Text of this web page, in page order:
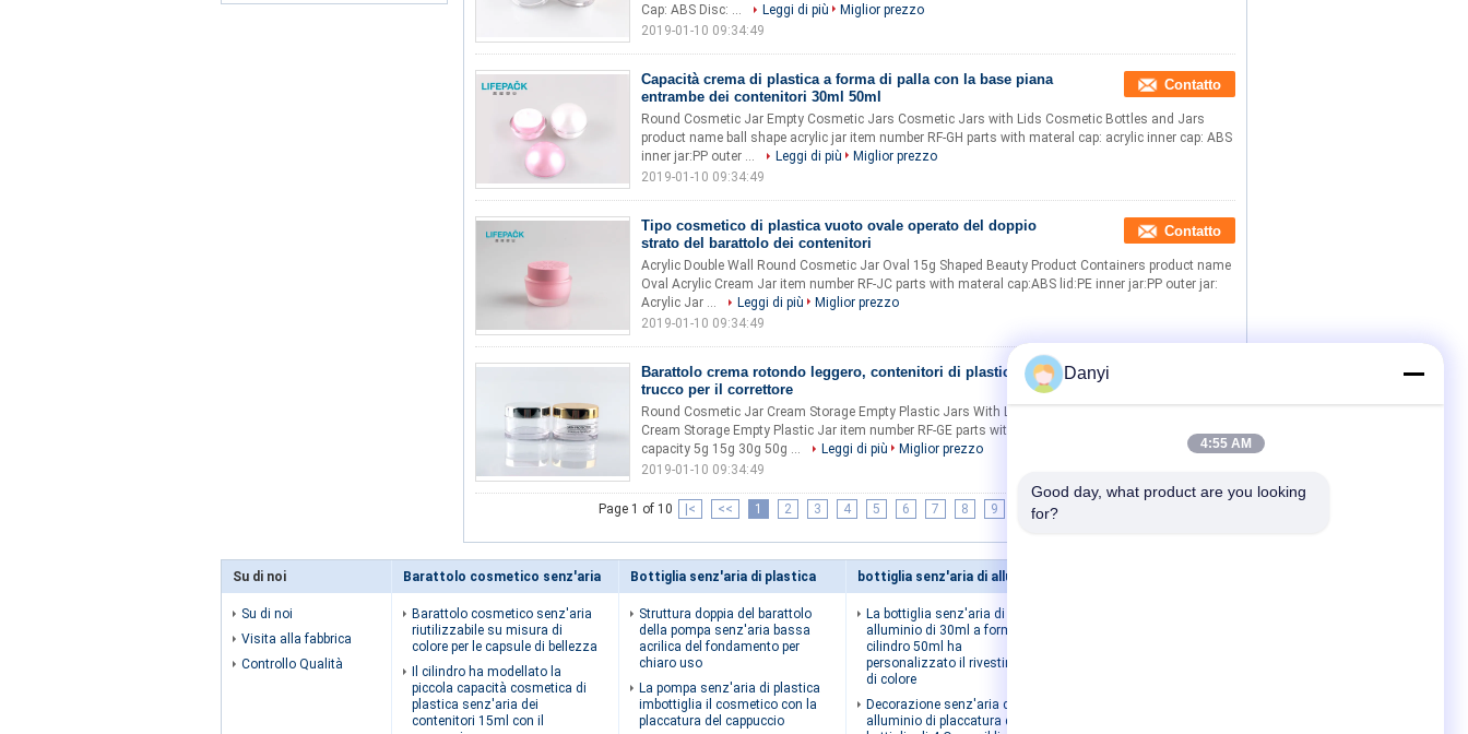
Cap: ABS Disc: ...
Leggi di più
Miglior prezzo
2019-01-10 09:34:49
Capacità crema di plastica a forma di palla con la base piana
entrambe dei contenitori 30ml 50ml
Contatto
Round Cosmetic Jar Empty Cosmetic Jars Cosmetic Jars with Lids Cosmetic Bottles and Jars
product name ball shape acrylic jar item number RF-GH parts with materal cap: acrylic inner cap: ABS
inner jar:PP outer ...
Leggi di più
Miglior prezzo
2019-01-10 09:34:49
Tipo cosmetico di plastica vuoto ovale operato del doppio
strato del barattolo dei contenitori
Contatto
Acrylic Double Wall Round Cosmetic Jar Oval 15g Shaped Beauty Product Containers product name
Oval Acrylic Cream Jar item number RF-JC parts with materal cap:ABS lid:PE inner jar:PP outer jar:
Acrylic Jar ...
Leggi di più
Miglior prezzo
2019-01-10 09:34:49
Barattolo crema rotondo leggero, contenitori di plastica di
trucco per il correttore
Round Cosmetic Jar Cream Storage Empty Plastic Jars With Lids Makeup Pots Jars product name
Cream Storage Empty Plastic Jar item number RF-GE parts with materal cap:ABS lid:PE jar:PETG
capacity 5g 15g 30g 50g ...
Leggi di più
Miglior prezzo
2019-01-10 09:34:49
Page 1 of 10 |< << 1 2 3 4 5 6 7 8 9 10 >>
Su di noi
Su di noi
Visita alla fabbrica
Controllo Qualità
Barattolo cosmetico senz'aria
Barattolo cosmetico senz'aria
riutilizzabile su misura di
colore per le capsule di bellezza
Il cilindro ha modellato la
piccola capacità cosmetica di
plastica senz'aria dei
contenitori 15ml con il
Bottiglia senz'aria di plastica
Struttura doppia del barattolo
della pompa senz'aria bassa
acrilica del fondamento per
chiaro uso
La pompa senz'aria di plastica
imbottiglia il cosmetico con la
placcatura del cappuccio
bottiglia senz'aria di alluminio
La bottiglia senz'aria di
alluminio di 30ml a forma di
cilindro 50ml ha
personalizzato il rivestimento
di colore
Decorazione senz'aria di
alluminio di placcatura della
Danyi
4:55 AM
Good day, what product are you looking
for?